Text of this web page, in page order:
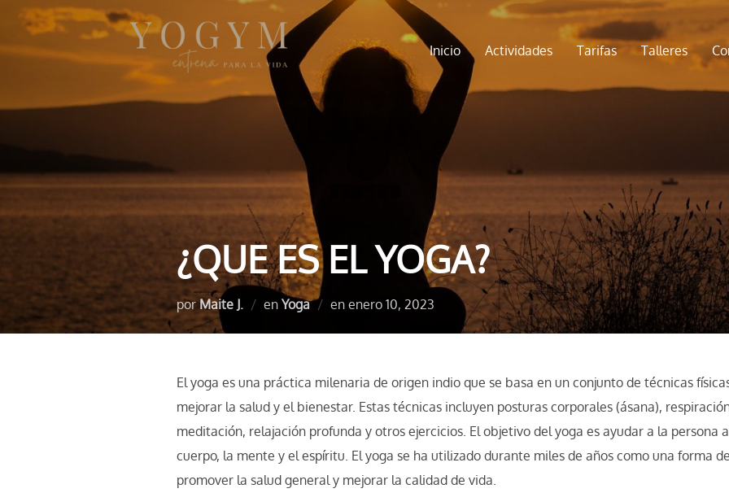
Saltar
contenido
Inicio Actividades Tarifas Talleres
¿QUE ES EL YOGA?
porMaite J. en Yoga en Publicado
enero 10, 2023
El yoga es una práctica milenaria de origen indio que se basa en un conjunto de técnicas
mejorar la salud y el bienestar. Estas técnicas incluyen posturas corporales (ásana),
meditación, relajación profunda y otros ejercicios. El objetivo del yoga es ayudar a la persona
cuerpo, la mente y el espíritu. El yoga se ha utilizado durante miles de años como una forma
promover la salud general y mejorar la calidad de vida.